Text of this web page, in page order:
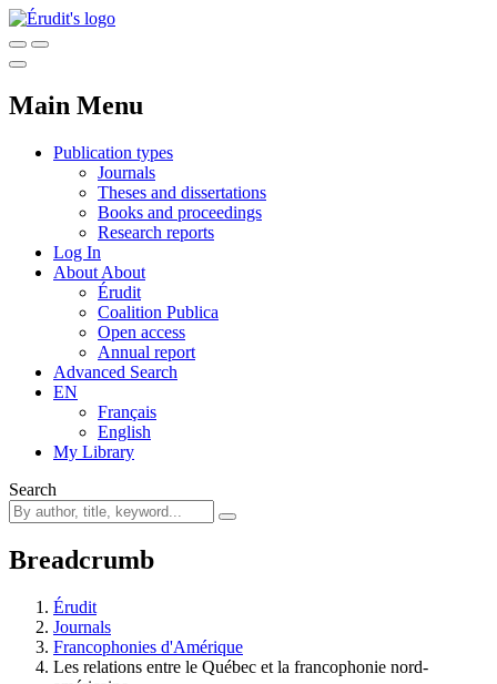
Main Menu
Publication types
Journals
Theses and dissertations
Books and proceedings
Research reports
Log In
About About
Érudit
Coalition Publica
Open access
Annual report
Advanced Search
EN
Français
English
My Library
Search
Breadcrumb
Érudit
Journals
Francophonies d'Amérique
Les relations entre le Québec et la francophonie nord-